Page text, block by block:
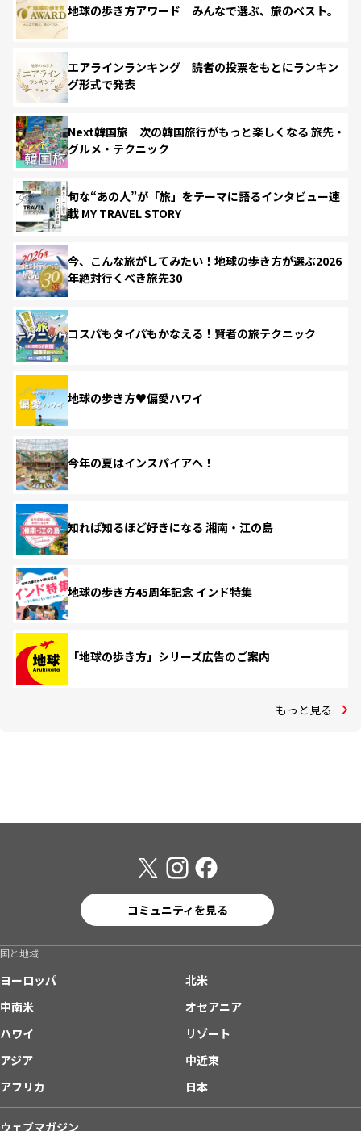
地球の歩き方アワード みんなで選ぶ、旅のベスト。
エアラインランキング 読者の投票をもとにランキン
グ形式で発表
Next韓国旅 次の韓国旅行がもっと楽しくなる 旅先・
グルメ・テクニック
旬な“あの人”が「旅」をテーマに語るインタビュー連
載 MY TRAVEL STORY
今、こんな旅がしてみたい！地球の歩き方が選ぶ2026
年絶対行くべき旅先30
コスパもタイパもかなえる！賢者の旅テクニック
地球の歩き方♥偏愛ハワイ
今年の夏はインスパイアへ！
知れば知るほど好きになる 湘南・江の島
地球の歩き方45周年記念 インド特集
「地球の歩き方」シリーズ広告のご案内
もっと見る
コミュニティを見る
国と地域
ヨーロッパ
北米
中南米
オセアニア
ハワイ
リゾート
アジア
中近東
アフリカ
日本
ウェブマガジン